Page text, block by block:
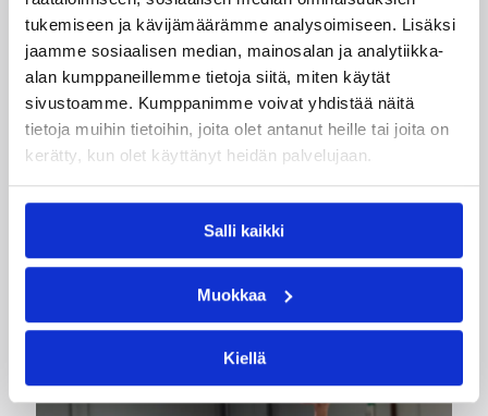
tukemiseen ja kävijämäärämme analysoimiseen. Lisäksi
jaamme sosiaalisen median, mainosalan ja analytiikka-
alan kumppaneillemme tietoja siitä, miten käytät
sivustoamme. Kumppanimme voivat yhdistää näitä
tietoja muihin tietoihin, joita olet antanut heille tai joita on
kerätty, kun olet käyttänyt heidän palvelujaan.
Salli kaikki
Muokkaa
Kiellä
Kategoriat
Maajoukkue Pelaajat
Valmentajat